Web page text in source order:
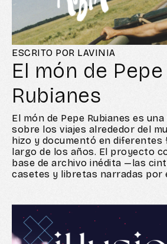
ESCRITO POR LAVINIA
El món de Pepe
Rubianes
El món de Pepe Rubianes es
sobre los viajes alrededor del
hizo y documentó en
largo de los años. El proyecto
base de archivo inédita —las
casetes y libretas narradas por
y hacer que Rubianes narrara